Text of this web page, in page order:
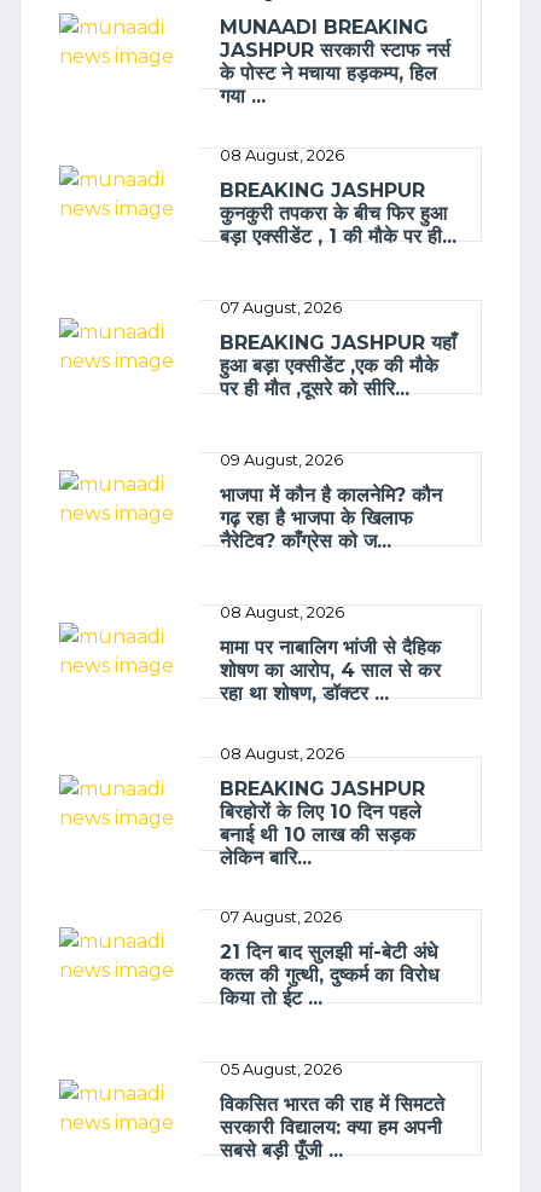
MUNAADI BREAKING
JASHPUR सरकारी स्टाफ नर्स
के पोस्ट ने मचाया हड़कम्प, हिल
गया ...
08 August, 2026
BREAKING JASHPUR
कुनकुरी तपकरा के बीच फिर हुआ
बड़ा एक्सीडेंट , 1 की मौके पर ही...
07 August, 2026
BREAKING JASHPUR यहाँ
हुआ बड़ा एक्सीडेंट ,एक की मौके
पर ही मौत ,दूसरे को सीरि...
09 August, 2026
भाजपा में कौन है कालनेमि? कौन
गढ़ रहा है भाजपा के खिलाफ
नैरेटिव? काँग्रेस को ज...
08 August, 2026
मामा पर नाबालिग भांजी से दैहिक
शोषण का आरोप, 4 साल से कर
रहा था शोषण, डॉक्टर ...
08 August, 2026
BREAKING JASHPUR
बिरहोरों के लिए 10 दिन पहले
बनाई थी 10 लाख की सड़क
लेकिन बारि...
07 August, 2026
21 दिन बाद सुलझी मां-बेटी अंधे
कत्ल की गुत्थी, दुष्कर्म का विरोध
किया तो ईट ...
05 August, 2026
विकसित भारत की राह में सिमटते
सरकारी विद्यालय: क्या हम अपनी
सबसे बड़ी पूँजी ...